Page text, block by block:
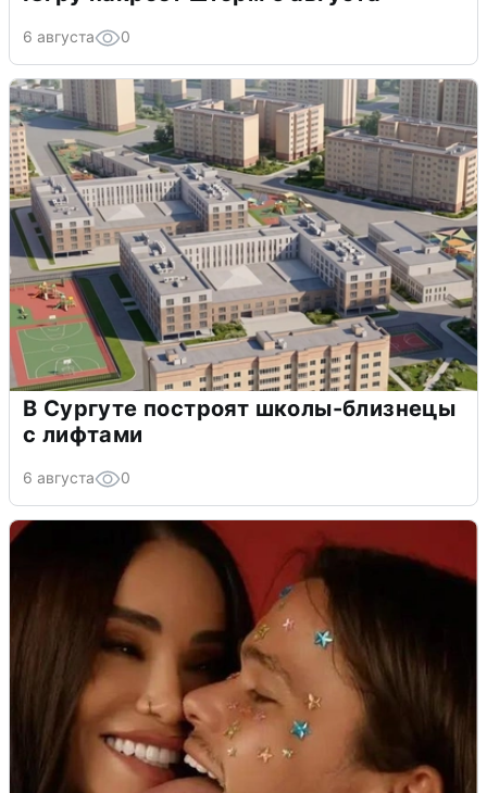
6 августа 0
В Сургуте построят школы-близнецы
с лифтами
6 августа 0